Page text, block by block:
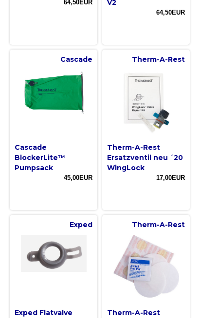
64,50EUR
V2
64,50EUR
Cascade
Cascade
BlockerLite™
Pumpsack
45,00EUR
Therm-A-Rest
Therm-A-Rest
Ersatzventil neu ´20
WingLock
17,00EUR
Exped
Exped Flatvalve
Therm-A-Rest
Therm-A-Rest